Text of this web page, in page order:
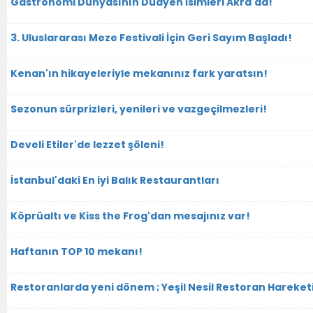
3. Uluslararası Meze Festivali İçin Geri Sayım Başladı!
Kenan'ın hikayeleriyle mekanınız fark yaratsın!
Sezonun sürprizleri, yenileri ve vazgeçilmezleri!
Develi Etiler'de lezzet şöleni!
İstanbul'daki En iyi Balık Restaurantları
Köprüaltı ve Kiss the Frog'dan mesajınız var!
Haftanın TOP 10 mekanı!
Restoranlarda yeni dönem ; Yeşil Nesil Restoran